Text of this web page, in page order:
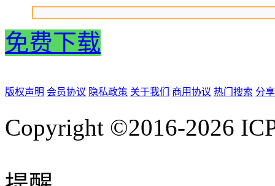
免费下载
版权声明 会员协议 隐私政策 关于我们 商用协议 热门搜索 分
Copyright ©2016-2026